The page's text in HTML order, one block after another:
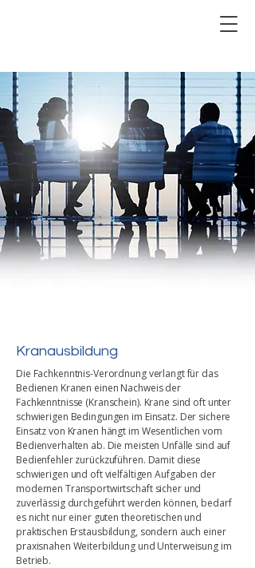
Kranausbildung
Die Fachkenntnis-Verordnung verlangt für das
Bedienen Kranen einen Nachweis der
Fachkenntnisse (Kranschein). Krane sind oft unter
schwierigen Bedingungen im Einsatz. Der sichere
Einsatz von Kranen hängt im Wesentlichen vom
Bedienverhalten ab. Die meisten Unfälle sind auf
Bedienfehler zurückzuführen. Damit diese
schwierigen und oft vielfältigen Aufgaben der
modernen Transportwirtschaft sicher und
zuverlässig durchgeführt werden können, bedarf
es nicht nur einer guten theoretischen und
praktischen Erstausbildung, sondern auch einer
praxisnahen Weiterbildung und Unterweisung im
Betrieb.